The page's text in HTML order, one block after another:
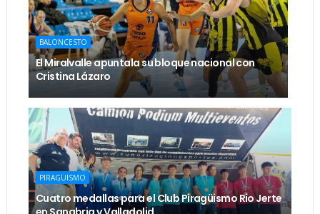
BALONCESTO
El Miralvalle apuntala su bloque nacional con
Cristina Lázaro
PIRAGUISMO
Cuatro medallas para el Club Piragüismo Rio Jerte